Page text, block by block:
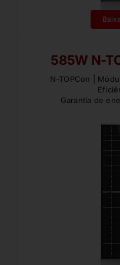
585W N-
N-TOPCon |
Garantia de